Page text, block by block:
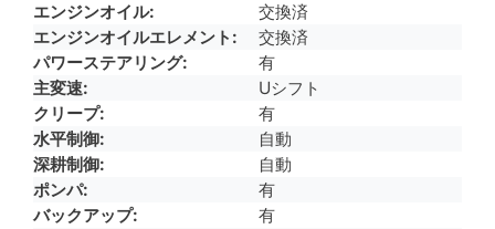
エンジンオイル
交換済
エンジンオイルエレメント
交換済
パワーステアリング
有
主変速
Uシフト
クリープ
有
水平制御
自動
深耕制御
自動
ポンパ
有
バックアップ
有